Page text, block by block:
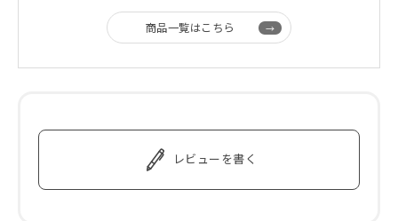
商品一覧はこちら
レビューを書く